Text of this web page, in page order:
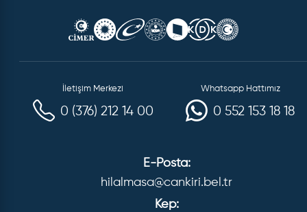
İletişim Merkezi
0 (376) 212 14 00
Whatsapp Hattımız
0 552 153 18 18
E-Posta:
hilalmasa@cankiri.bel.tr
Kep: